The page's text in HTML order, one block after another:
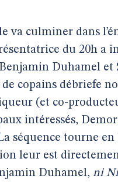
va culminer dans
du 20h a
Duhamel
copains débriefe
(et co-
intéressés,
séquence tourne en
leur est
Duhamel, ni